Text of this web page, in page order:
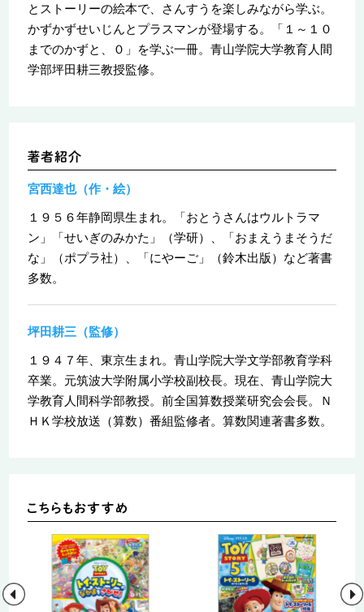
とストーリーの絵本で、さんすうを楽しみながら学ぶ。
かずかずせいじんとプラスマンが登場する。「１～１０
までのかずと、０」を学ぶ一冊。青山学院大学教育人間
学部坪田耕三教授監修。
宮西達也（作・絵）
１９５６年静岡県生まれ。「おとうさんはウルトラマ
ン」「せいぎのみかた」（学研）、「おまえうまそうだ
な」（ポプラ社）、「にやーご」（鈴木出版）など著書
多数。
坪田耕三（監修）
１９４７年、東京生まれ。青山学院大学文学部教育学科
卒業。元筑波大学附属小学校副校長。現在、青山学院大
学教育人間科学部教授。前全国算数授業研究会会長。Ｎ
ＨＫ学校放送（算数）番組監修者。算数関連著書多数。